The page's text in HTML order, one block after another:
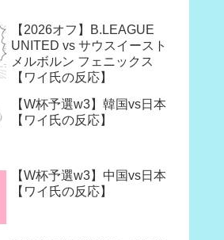
【2026オフ】B.LEAGUE
UNITED vs サウスイースト
メルボルン フェニックス
【ワイ氏の反応】
【W杯予選w3】韓国vs日本
【ワイ氏の反応】
【W杯予選w3】中国vs日本
【ワイ氏の反応】